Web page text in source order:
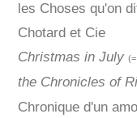
les Choses qu'on
Chotard et Cie
Christmas in July
the Chronicles of
Chronique d'un